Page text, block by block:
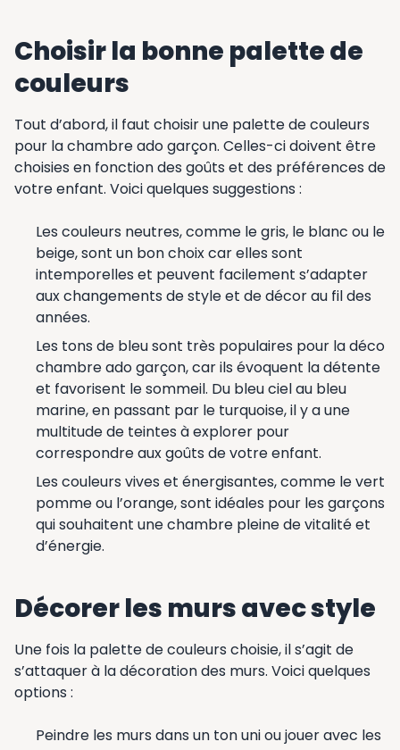
Choisir la bonne palette de
couleurs
Tout d’abord, il faut choisir une palette de couleurs
pour la chambre ado garçon. Celles-ci doivent être
choisies en fonction des goûts et des préférences de
votre enfant. Voici quelques suggestions :
Les couleurs neutres, comme le gris, le blanc ou le
beige, sont un bon choix car elles sont
intemporelles et peuvent facilement s’adapter
aux changements de style et de décor au fil des
années.
Les tons de bleu sont très populaires pour la déco
chambre ado garçon, car ils évoquent la détente
et favorisent le sommeil. Du bleu ciel au bleu
marine, en passant par le turquoise, il y a une
multitude de teintes à explorer pour
correspondre aux goûts de votre enfant.
Les couleurs vives et énergisantes, comme le vert
pomme ou l’orange, sont idéales pour les garçons
qui souhaitent une chambre pleine de vitalité et
d’énergie.
Décorer les murs avec style
Une fois la palette de couleurs choisie, il s’agit de
s’attaquer à la décoration des murs. Voici quelques
options :
Peindre les murs dans un ton uni ou jouer avec les